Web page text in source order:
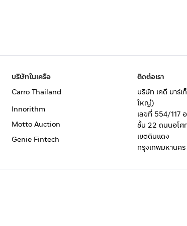
บริษัทในเครือ
Carro Thailand
Innorithm
Motto Auction
Genie Fintech
ติดต่อเรา
บริษัท เคดี มาร์
ใหญ่)
เลขที่ 554/117
ชั้น 22 ถนนอโศ
เขตดินแดง
กรุงเทพมหานค